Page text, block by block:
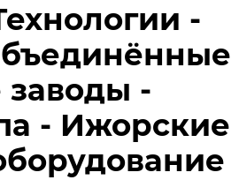
-
-
- Ижорские